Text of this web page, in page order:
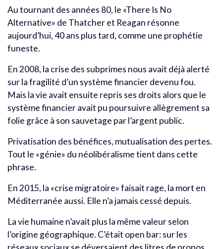
Au tournant des années 80, le «There Is No
Alternative» de Thatcher et Reagan résonne
aujourd’hui, 40 ans plus tard, comme une prophétie
funeste.
En 2008, la crise des subprimes nous avait déjà alerté
sur la fragilité d’un système financier devenu fou.
Mais la vie avait ensuite repris ses droits alors que le
système financier avait pu poursuivre allègrement sa
folie grâce à son sauvetage par l’argent public.
Privatisation des bénéfices, mutualisation des pertes.
Tout le «génie» du néolibéralisme tient dans cette
phrase.
En 2015, la «crise migratoire» faisait rage, la mort en
Méditerranée aussi. Elle n’a jamais cessé depuis.
La vie humaine n’avait plus la même valeur selon
l’origine géographique. C’était open bar: sur les